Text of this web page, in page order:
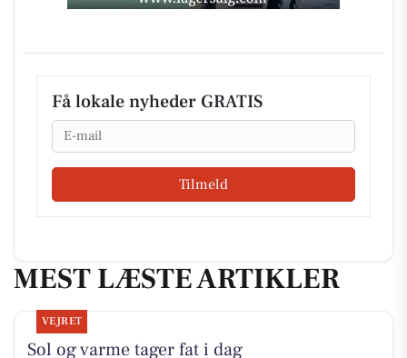
Få lokale nyheder GRATIS
Email
Tilmeld
MEST LÆSTE ARTIKLER
VEJRET
Sol og varme tager fat i dag